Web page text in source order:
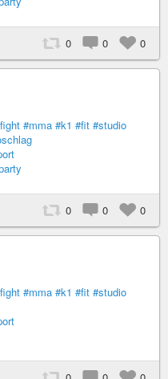
0 0 0
#mma #k1 #fit #studio
0 0 0
#mma #k1 #fit #studio